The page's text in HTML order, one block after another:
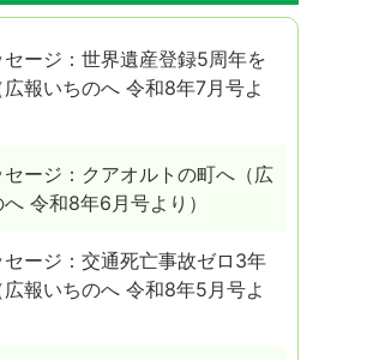
ージ：世界遺産登録5周年を
報いちのへ 令和8年7月号よ
ージ：クアオルトの町へ（広
令和8年6月号より）
ージ：交通死亡事故ゼロ3年
報いちのへ 令和8年5月号よ